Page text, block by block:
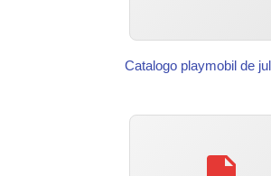
Catalogo playmobil de